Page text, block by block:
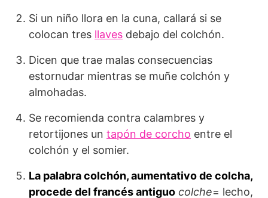
Si un niño llora en la cuna, callará si se
colocan tres llaves debajo del colchón.
Dicen que trae malas consecuencias
estornudar mientras se muñe colchón y
almohadas.
Se recomienda contra calambres y
retortijones un tapón de corcho entre el
colchón y el somier.
La palabra colchón, aumentativo de colcha,
procede del francés antiguo colche= lecho,